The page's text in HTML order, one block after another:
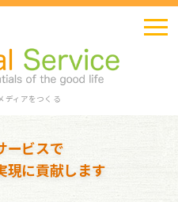
ディアをつくる
ービスで
現に貢献します